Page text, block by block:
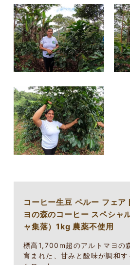
コーヒー生豆 ペルー フェア
ヨの森のコーヒー スペシャ
ャ集落）1kg 農薬不使用
標高1,700m超のアルトマヨの
育まれた、甘みと酸味が調和す